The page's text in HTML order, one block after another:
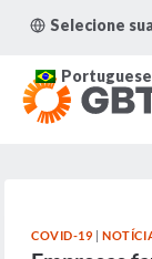
para
Conteúdo
Selecione
Portuguese
COVID-19 |